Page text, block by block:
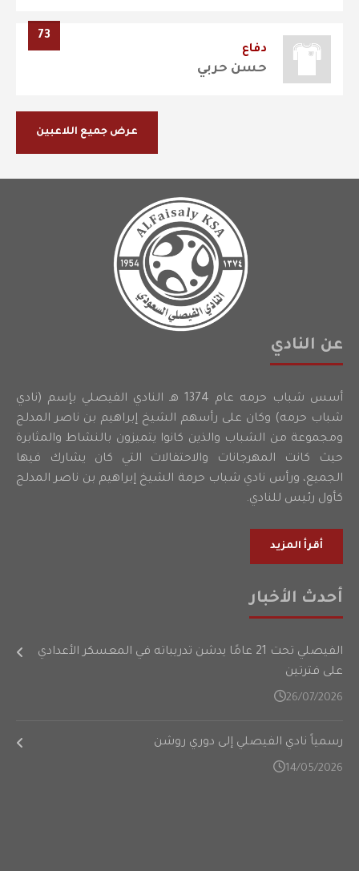
73
دفاع
حسن حربي
عرض جميع اللاعبين
عن النادي
أسس شباب حرمه عام 1374 هـ النادي الفيصلي بإسم (نادي
شباب حرمه) وكان على رأسهم الشيخ إبراهيم بن ناصر المدلج
ومجموعة من الشباب والذين كانوا يتميزون بالنشاط والمثابرة
حيث كانت المهرجانات والاحتفالات التي كان يشارك فيها
الجميع، ورأس نادي شباب حرمة الشيخ إبراهيم بن ناصر المدلج
كأول رئيس للنادي.
أقرأ المزيد
أحدث الأخبار
الفيصلي تحت 21 عامًا يدشن تدريباته في المعسكر الأعدادي
على فترتين
26/07/2026
رسمياً نادي الفيصلي إلى دوري روشن
14/05/2026